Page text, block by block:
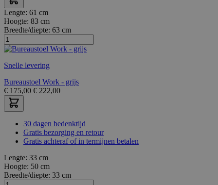
Lengte: 61 cm
Hoogte: 83 cm
Breedte/diepte: 63 cm
Snelle levering
Bureaustoel Work - grijs
€ 175,00 € 222,00
30 dagen bedenktijd
Gratis bezorging en retour
Gratis achteraf of in termijnen betalen
Lengte: 33 cm
Hoogte: 50 cm
Breedte/diepte: 33 cm